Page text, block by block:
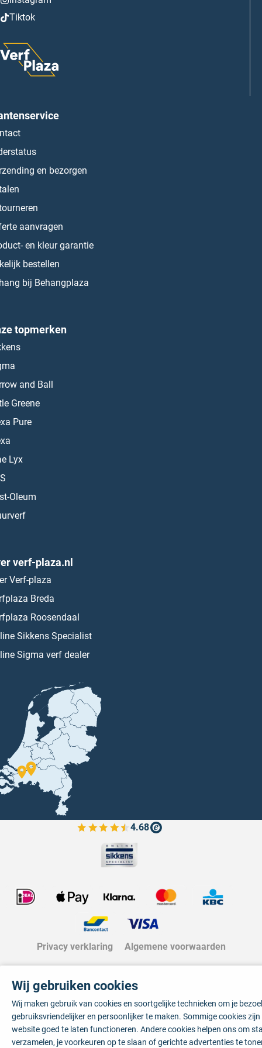
Tiktok
en bezorgen
aanvragen
en kleur garantie
bestellen
bij Behangplaza
topmerken
and Ball
Greene
Pure
Lyx
Oleum
verf-plaza.nl
Verf-plaza
Breda
Roosendaal
Sikkens Specialist
Sigma verf dealer
4.68
Bekijk de verfplaza beoordelingen
Privacy verklaring Algemene voorwaarden
Wij gebruiken cookies
Wij maken gebruik van cookies en soortgelijke technieken om je
gebruiksvriendelijker en persoonlijker te maken. Sommige cookies
website goed te laten functioneren. Andere cookies helpen ons om
verzamelen, je voorkeuren op te slaan of gerichte advertenties te